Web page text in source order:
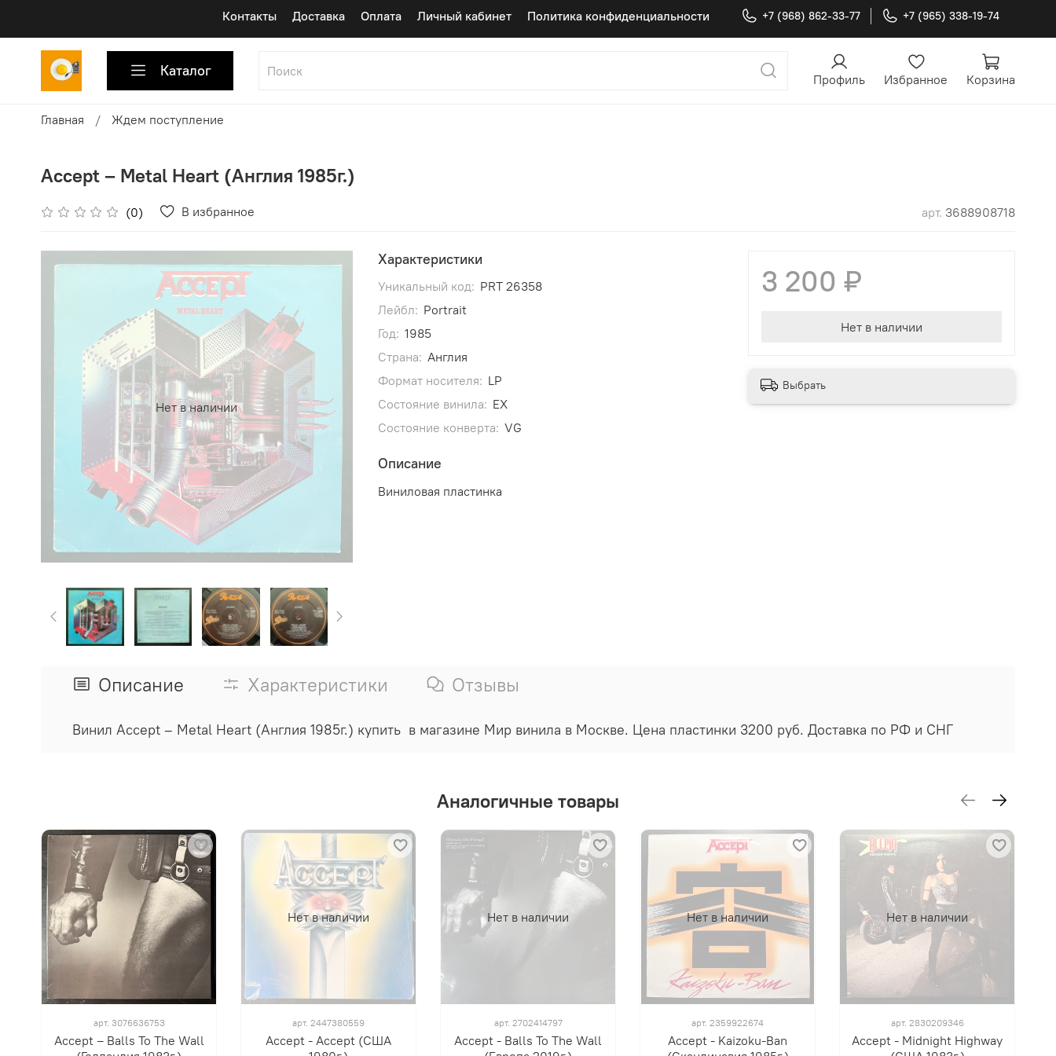
Контакты Доставка Оплата Личный кабинет Политика конфиденциальности +7 (968) 862-33-77 +7 (965) 338-19-74
Каталог Профиль Избранное Корзина
Главная Ждем поступление
Accept ‎– Metal Heart (Англия 1985г.)
(0) В избранное арт. 3688908718
Нет в наличии
Характеристики
Уникальный код: PRT 26358
Лейбл: Portrait
Год: 1985
Страна: Англия
Формат носителя: LP
Состояние винила: EX
Состояние конверта: VG
Описание
Виниловая пластинка
3 200 ₽
Нет в наличии
Выбрать
Описание Характеристики Отзывы
Винил Accept ‎– Metal Heart (Англия 1985г.) купить в магазине Мир винила в Москве. Цена пластинки 3200 руб. Доставка по РФ и СНГ
Аналогичные товары
арт. 3076636753
Accept ‎– Balls To The Wall
Нет в наличии
арт. 2447380559
Accept - Accept (США
Нет в наличии
арт. 2702414797
Accept - Balls To The Wall
Нет в наличии
арт. 2359922674
Accept - Kaizoku-Ban
Нет в наличии
арт. 2830209346
Accept - Midnight Highway